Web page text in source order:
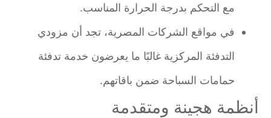
مع التحكم بدرجة الحرارة المناسب.
في مواقع الشركات المصرية، تجد أن مزودي
التدفئة المركزية غالبًا ما يعرضون خدمة تدفئة
حمامات السباحة ضمن باقاتهم.
أنظمة هجينة ومتقدمة